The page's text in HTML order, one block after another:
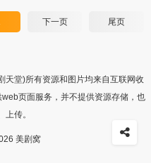
下一页 尾页
天堂)所有资源和图片均来自互联网收
页面服务，并不提供资源存储，也
上传。
美剧窝